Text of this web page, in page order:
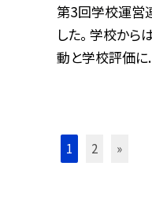
第3回学校運営
した。 学校から
動と学校評価に
1 2 »